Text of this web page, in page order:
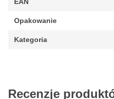
Opakowanie
Kategoria
Recenzje